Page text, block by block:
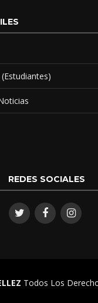
CUF para
un año
el cual
ciudad de
acepto
culminar
en la zona
posgrado
REDES SOCIALES
Todos Los